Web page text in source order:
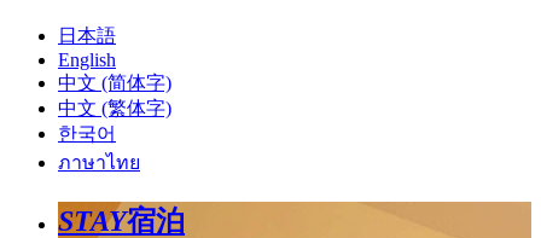
日本語
English
中文 (简体字)
中文 (繁体字)
한국어
ภาษาไทย
STAY宿泊